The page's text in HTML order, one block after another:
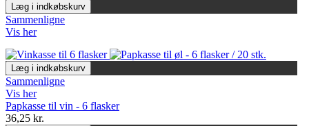
Læg i indkøbskurv
Sammenligne
Vis her
Læg i indkøbskurv
Sammenligne
Vis her
Papkasse til vin - 6 flasker
36,25 kr.